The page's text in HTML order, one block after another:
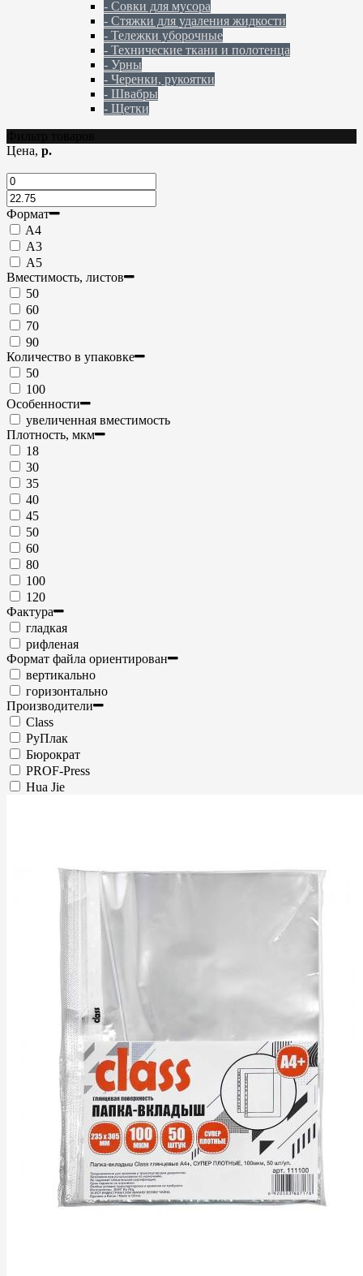
- Совки для мусора
- Стяжки для удаления жидкости
- Тележки уборочные
- Технические ткани и полотенца
- Урны
- Черенки, рукоятки
- Швабры
- Щетки
Цена, р.
Формат
A4
А3
А5
Вместимость, листов
50
60
70
90
Количество в упаковке
50
100
Особенности
увеличенная вместимость
Плотность, мкм
18
30
35
40
45
50
60
80
100
120
Фактура
гладкая
рифленая
Формат файла ориентирован
вертикально
горизонтально
Производители
Class
РуПлак
Бюрократ
PROF-Press
Hua Jie